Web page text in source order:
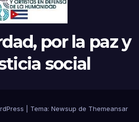
por la paz y
social
Tema: Newsup de Themeansar